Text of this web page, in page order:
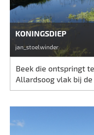
KONINGSDIEP
jan_stoelwinder
Beek die ontspringt
Allardsoog vlak bij de